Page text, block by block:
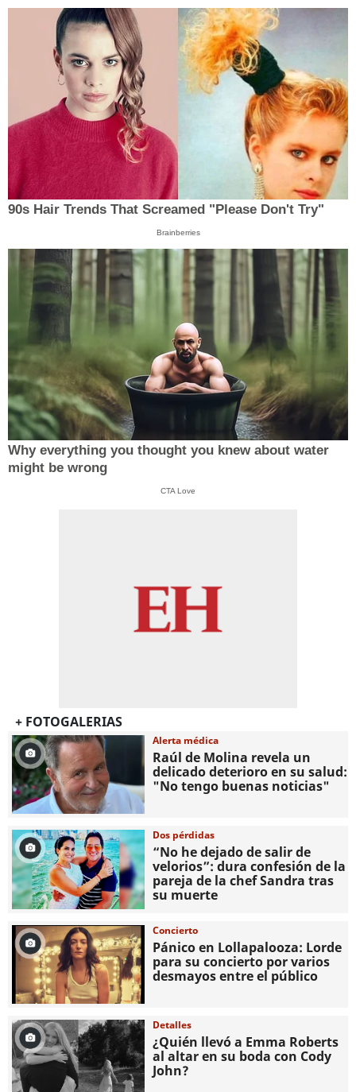
90s Hair Trends That Screamed "Please Don't Try"
Brainberries
Why everything you thought you knew about water
might be wrong
CTA Love
+ FOTOGALERIAS
Alerta médica
Raúl de Molina revela un
delicado deterioro en su salud:
"No tengo buenas noticias"
Dos pérdidas
“No he dejado de salir de
velorios”: dura confesión de la
pareja de la chef Sandra tras
su muerte
Concierto
Pánico en Lollapalooza: Lorde
para su concierto por varios
desmayos entre el público
Detalles
¿Quién llevó a Emma Roberts
al altar en su boda con Cody
John?